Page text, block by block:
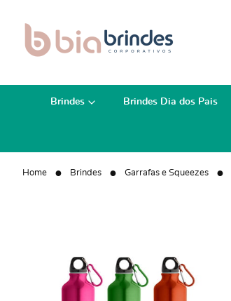
Brindes Brindes Dia dos Pais
Home Brindes Garrafas e Squeezes